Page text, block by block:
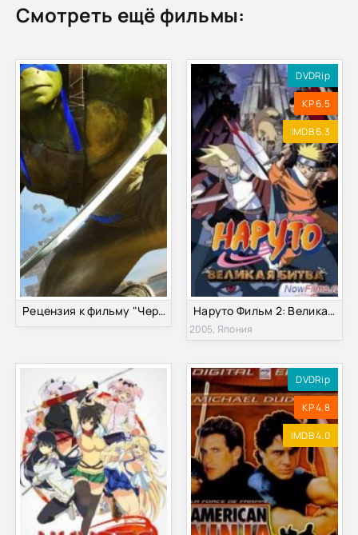
Смотреть ещё фильмы:
Рецензия к фильму "Черепашки-ниндзя 2" 2016
DVDRip
KP 6.5
IMDB 6.3
Наруто Фильм 2: Великая битва (2005)
2005, Япония
DVDRip
KP 4.8
IMDB 4.0